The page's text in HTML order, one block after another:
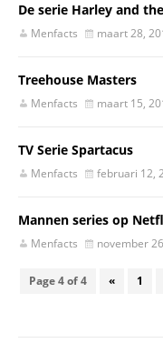
De serie Harley and
Menfacts maart 28,
Treehouse Masters
Menfacts maart 15,
TV Serie Spartacus
Menfacts februari 12,
Mannen series op
Menfacts november
Page 4 of 4 « 1